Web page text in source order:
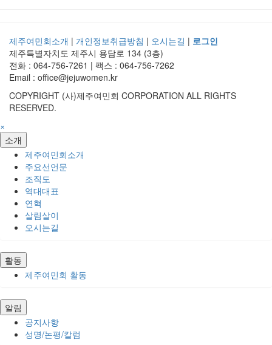
제주여민회소개 | 개인정보취급방침 | 오시는길 | 로그인
제주특별자치도 제주시 용담로 134 (3층)
전화 : 064-756-7261 | 팩스 : 064-756-7262
Email : office@jejuwomen.kr
COPYRIGHT (사)제주여민회 CORPORATION ALL RIGHTS
RESERVED.
×
소개
제주여민회소개
주요선언문
조직도
역대대표
연혁
살림살이
오시는길
활동
제주여민회 활동
알림
공지사항
성명/논평/칼럼